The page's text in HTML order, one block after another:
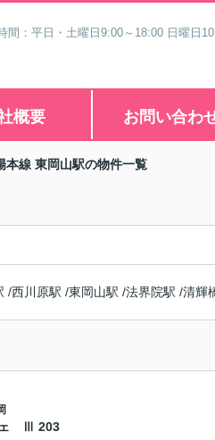
間：平日・土曜日9:00～18:00 日曜日
概要 お問い合わ
本線 東岡山駅の物件一覧
/西川原駅 /東岡山駅 /法界院駅 /清輝
ェ Ⅲ 203